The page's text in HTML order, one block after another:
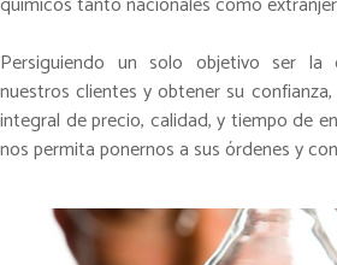
Persiguiendo un solo objetivo ser
nuestros clientes y obtener su
integral de precio, calidad, y tiempo de
nos permita ponernos a sus órdenes y